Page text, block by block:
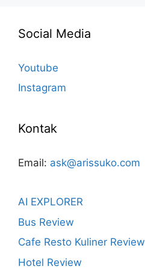
Social Media
Youtube
Instagram
Kontak
Email: ask@arissuko.com
AI EXPLORER
Bus Review
Cafe Resto Kuliner Review
Hotel Review